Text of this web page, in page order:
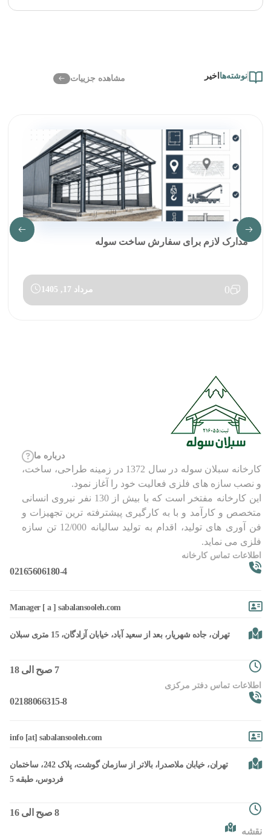
نوشته‌ها اخیر مشاهده جزییات
مدارک لازم برای سفارش ساخت سوله
0 مرداد 17, 1405
درباره ما
کارخانه سبلان سوله در سال 1372 در زمینه طراحی، ساخت،
و نصب سازه های فلزی فعالیت خود را آغاز نمود.
این کارخانه مفتخر است که با بیش از 130 نفر نیروی انسانی
متخصص و کارآمد و با به کارگیری پیشترفته ترین تجهیزات و
فن آوری های تولید، اقدام به تولید سالیانه 12/000 تن سازه
فلزی می نماید.
اطلاعات تماس کارخانه
02165606180-4
Manager [ a ] sabalansooleh.com
تهران، جاده شهریار، بعد از سعید آباد، خیابان آزادگان، 15 متری سبلان
7 صبح الی 18
اطلاعات تماس دفتر مرکزی
02188066315-8
info [at] sabalansooleh.com
تهران، خیابان ملاصدرا، بالاتر از سازمان گوشت، پلاک 242، ساختمان
فردوس، طبقه 5
8 صبح الی 16
نقشه